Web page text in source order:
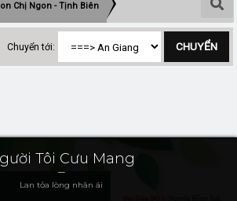
Chị Ngon - Tịnh Biên
Chuyển tới:
Tôi Cưu Mang
Lan tỏa lòng nhân ái